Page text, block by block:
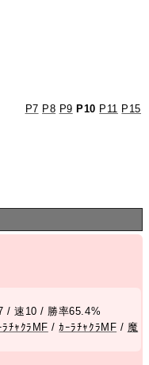
P7 P8 P9 P10 P11 P15
/ 速10 / 勝率65.4%
ﾗﾁｬｸﾗMF /ｶｰﾗﾁｬｸﾗMF / 魔